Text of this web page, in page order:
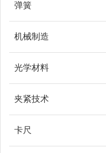
弹簧
机械制造
光学材料
夹紧技术
卡尺